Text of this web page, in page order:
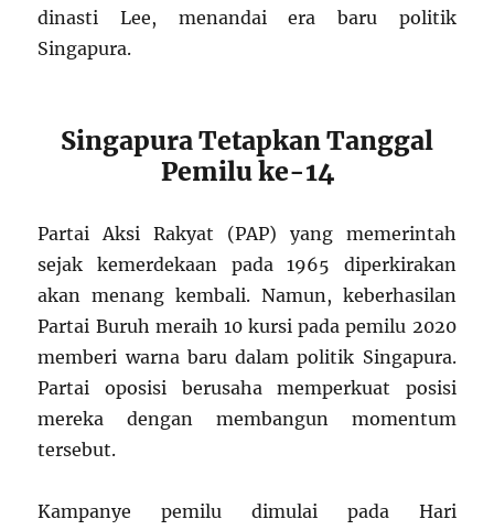
dinasti Lee, menandai era baru politik
Singapura.
Singapura Tetapkan Tanggal
Pemilu ke-14
Partai Aksi Rakyat (PAP) yang memerintah
sejak kemerdekaan pada 1965 diperkirakan
akan menang kembali. Namun, keberhasilan
Partai Buruh meraih 10 kursi pada pemilu 2020
memberi warna baru dalam politik Singapura.
Partai oposisi berusaha memperkuat posisi
mereka dengan membangun momentum
tersebut.
Kampanye pemilu dimulai pada Hari